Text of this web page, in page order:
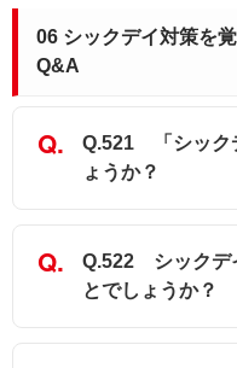
06 シックデイ対策を
Q&A
Q.521 「シック
ょうか？
Q.522 シックデ
とでしょうか？